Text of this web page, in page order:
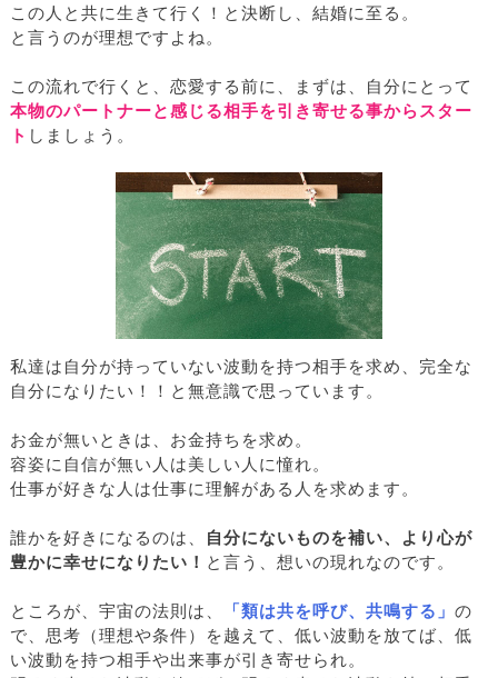
この人と共に生きて行く！と決断し、結婚に至る。
と言うのが理想ですよね。
この流れで行くと、恋愛する前に、まずは、自分にとって
本物のパートナーと感じる相手を引き寄せる事からスター
ト しましょう。
私達は自分が持っていない波動を持つ相手を求め、完全な
自分になりたい！！と無意識で思っています。
お金が無いときは、お金持ちを求め。
容姿に自信が無い人は美しい人に憧れ。
仕事が好きな人は仕事に理解がある人を求めます。
誰かを好きになるのは、
自分にないものを補い、より心が
豊かに幸せになりたい！ と言う、想いの現れなのです。
ところが、宇宙の法則は、 「類は共を呼び、共鳴する」 の
で、思考（理想や条件）を越えて、低い波動を放てば、低
い波動を持つ相手や出来事が引き寄せられ。